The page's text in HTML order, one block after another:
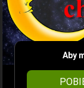
Aby